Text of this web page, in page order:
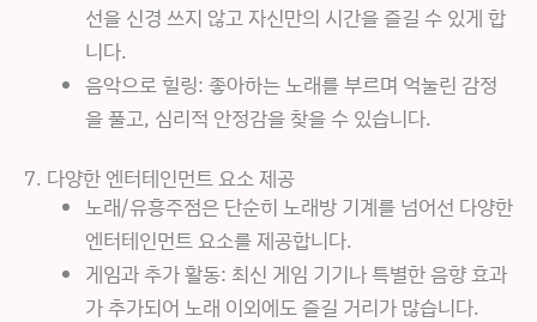
선을 신경 쓰지 않고 자신만의 시간을 즐길 수 있게 합
니다.
음악으로 힐링: 좋아하는 노래를 부르며 억눌린 감정
을 풀고, 심리적 안정감을 찾을 수 있습니다.
7. 다양한 엔터테인먼트 요소 제공
노래/유흥주점은 단순히 노래방 기계를 넘어선 다양한
엔터테인먼트 요소를 제공합니다.
게임과 추가 활동: 최신 게임 기기나 특별한 음향 효과
가 추가되어 노래 이외에도 즐길 거리가 많습니다.